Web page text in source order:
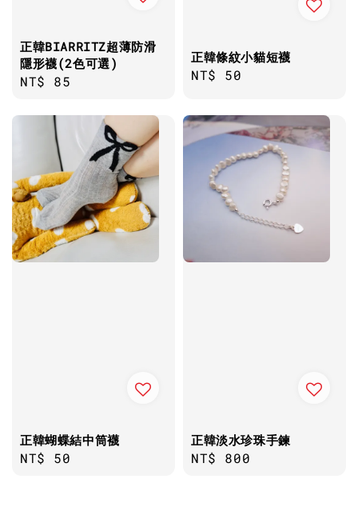
正韓BIARRITZ超薄防滑
隱形襪(2色可選)
Regular
NT$ 85
正韓條紋小貓短襪
Regular
NT$ 50
正韓蝴蝶結中筒襪
Regular
NT$ 50
正韓淡水珍珠手鍊
Regular
NT$ 800